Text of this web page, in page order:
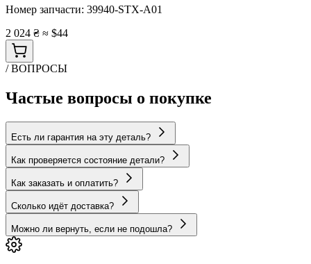
Номер запчасти: 39940-STX-A01
2 024 ₴ ≈ $44
/ ВОПРОСЫ
Частые вопросы о покупке
Есть ли гарантия на эту деталь?
Как проверяется состояние детали?
Как заказать и оплатить?
Сколько идёт доставка?
Можно ли вернуть, если не подошла?